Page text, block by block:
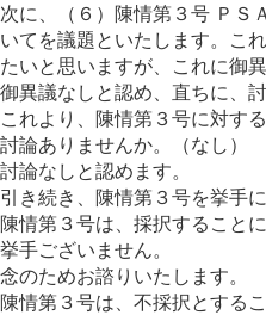
次に、（６）陳情第３号 ＰＳ
いてを議題といたします。こ
たいと思いますが、これに御
御異議なしと認め、直ちに、
これより、陳情第３号に対す
討論ありませんか。（なし）
討論なしと認めます。
引き続き、陳情第３号を挙手
陳情第３号は、採択すること
挙手ございません。
念のためお諮りいたします。
陳情第３号は、不採択とする